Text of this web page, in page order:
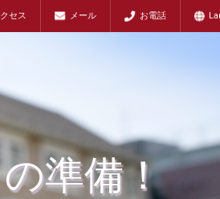
セス メール お電話
準備！